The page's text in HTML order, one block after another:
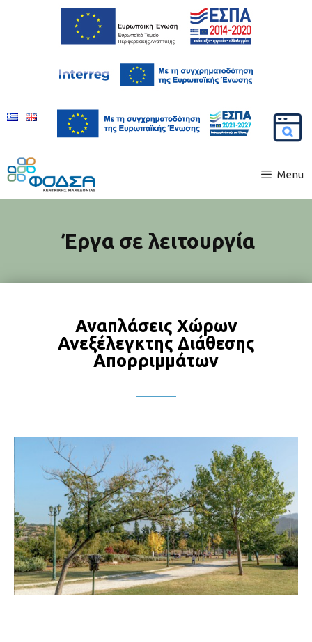
Menu
Έργα σε λειτουργία
Αναπλάσεις Χώρων
Ανεξέλεγκτης Διάθεσης
Απορριμμάτων